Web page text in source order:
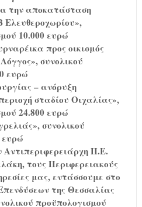
την αποκατάσταση
10.000 ευρώ
προς οικισμός
συνολικού
ευρώ
– ανόρυξη
σταδίου Οιχαλίας»,
24.800 ευρώ
συνολικού
ευρώ
Π.Ε.
τους Περιφερειακούς
μας, εντάσσουμε στο
της Θεσσαλίας
προϋπολογισμού